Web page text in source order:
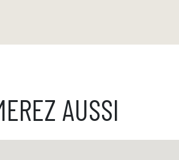
AUSSI